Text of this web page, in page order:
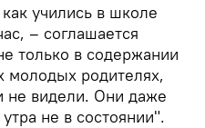
учились в школе
– соглашается
только в содержании
молодых родителях,
не видели. Они даже
не в состоянии".